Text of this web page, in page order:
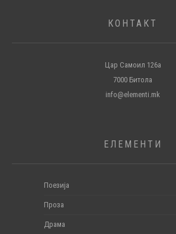
КОНТАКТ
Цар Самоил 126а
7000 Битола
info@elementi.mk
ЕЛЕМЕНТИ
Поезија
Проза
Драма